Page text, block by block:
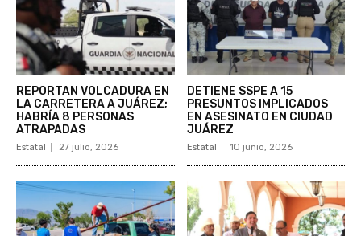
REPORTAN VOLCADURA EN
LA CARRETERA A JUÁREZ;
HABRÍA 8 PERSONAS
ATRAPADAS
Estatal 27 julio, 2026
DETIENE SSPE A 15
PRESUNTOS IMPLICADOS
EN ASESINATO EN CIUDAD
JUÁREZ
Estatal 10 junio, 2026